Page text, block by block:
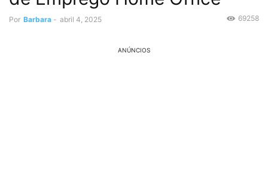
Por Barbara - abril 4, 2025 69258
ANÚNCIOS